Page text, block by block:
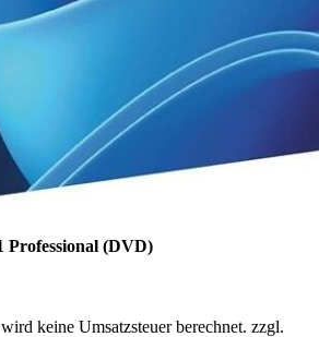
Professional (DVD)
keine Umsatzsteuer berechnet. zzgl.